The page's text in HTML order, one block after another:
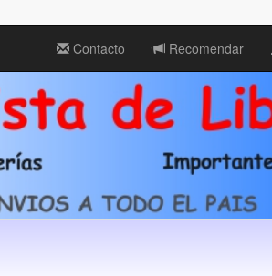
Contacto Recomendar